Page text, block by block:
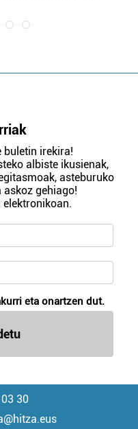
buletin irekira!
albiste ikusienak,
asteburuko
askoz gehiago!
eta onartzen dut.
30